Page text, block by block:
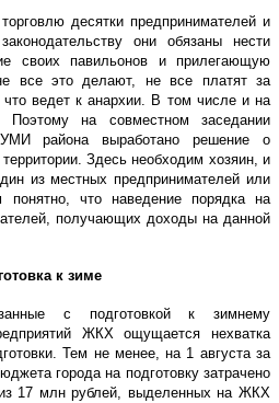
десятки предпринимателей и
они обязаны нести
своих павильонов и прилегающую
все это делают, не все платят за
ведет к анархии. В том числе и на
Поэтому на совместном заседании
района выработано решение о
Здесь необходим хозяин, и
из местных предпринимателей или
что наведение порядка на
получающих доходы на данной
к зиме
с подготовкой к зимнему
ЖКХ ощущается нехватка
Тем не менее, на 1 августа за
города на подготовку затрачено
17 млн рублей, выделенных на ЖКХ